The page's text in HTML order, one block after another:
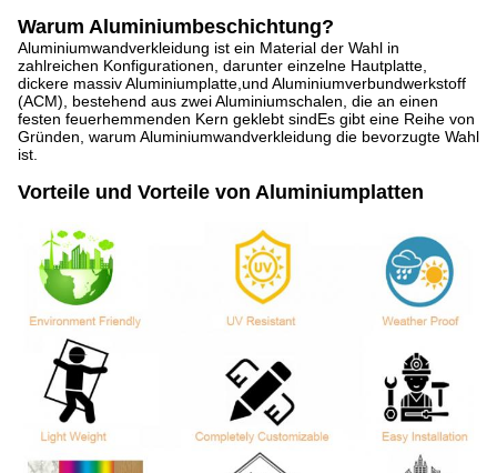
Warum Aluminiumbeschichtung?
Aluminiumwandverkleidung ist ein Material der Wahl in
zahlreichen Konfigurationen, darunter einzelne Hautplatte,
dickere massiv Aluminiumplatte,und Aluminiumverbundwerkstoff
(ACM), bestehend aus zwei Aluminiumschalen, die an einen
festen feuerhemmenden Kern geklebt sindEs gibt eine Reihe von
Gründen, warum Aluminiumwandverkleidung die bevorzugte Wahl
ist.
Vorteile und Vorteile von Aluminiumplatten